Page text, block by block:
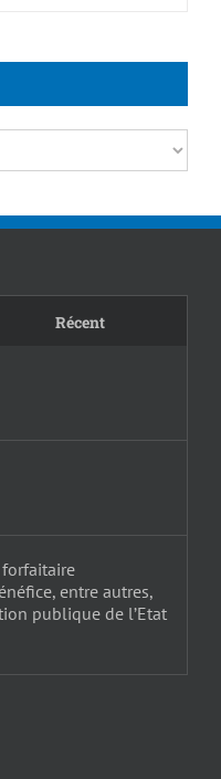
Récent
forfaitaire
entre autres,
publique de l’Etat